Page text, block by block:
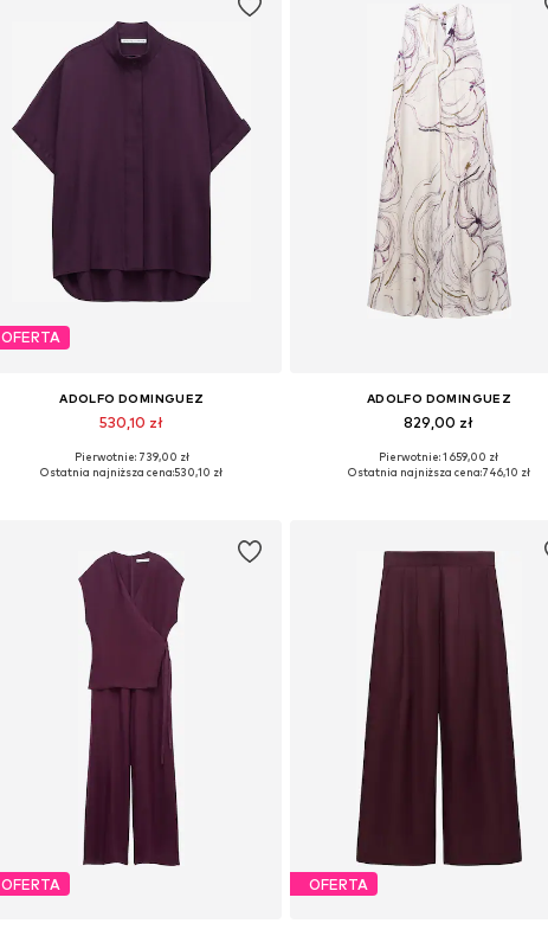
OFERTA
ADOLFO DOMINGUEZ
530,10 zł
Dostępne w różnych rozmiarach
Pierwotnie: 739,00 zł
Ostatnia najniższa cena:530,10 zł
ADOLFO DOMINGUEZ
829,00 zł
Dostępne rozmiary: 34, 36, 38, 40, 42
Pierwotnie: 1 659,00 zł
Ostatnia najniższa cena:746,10 zł
OFERTA OFERTA